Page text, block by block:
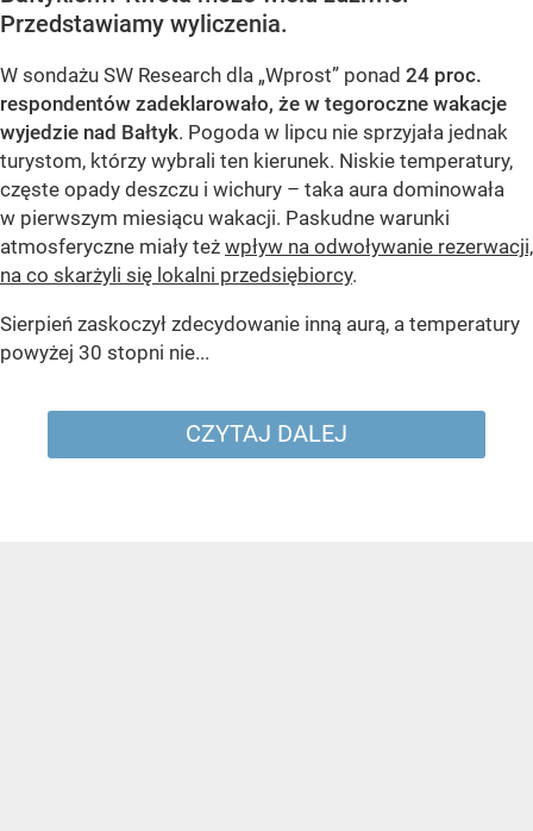
Przedstawiamy wyliczenia.
W sondażu SW Research dla „Wprost” ponad 24 proc.
respondentów zadeklarowało, że w tegoroczne wakacje
wyjedzie nad Bałtyk. Pogoda w lipcu nie sprzyjała jednak
turystom, którzy wybrali ten kierunek. Niskie temperatury,
częste opady deszczu i wichury – taka aura dominowała
w pierwszym miesiącu wakacji. Paskudne warunki
atmosferyczne miały też wpływ na odwoływanie rezerwacji,
na co skarżyli się lokalni przedsiębiorcy.
Sierpień zaskoczył zdecydowanie inną aurą, a temperatury
powyżej 30 stopni nie...
CZYTAJ DALEJ